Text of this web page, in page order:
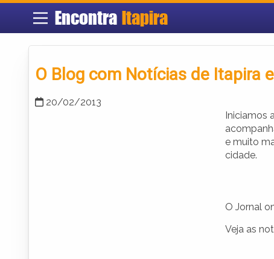
Encontra Itapira
O Blog com Notícias de Itapira
20/02/2013
Iniciamos
e muito
cidade.
O Jornal
Veja as